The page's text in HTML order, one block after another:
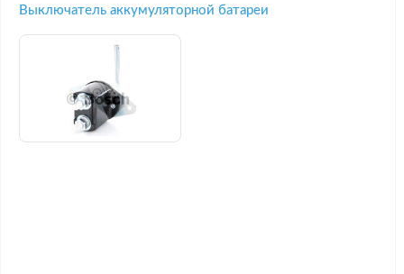
Выключатель аккумуляторной батареи